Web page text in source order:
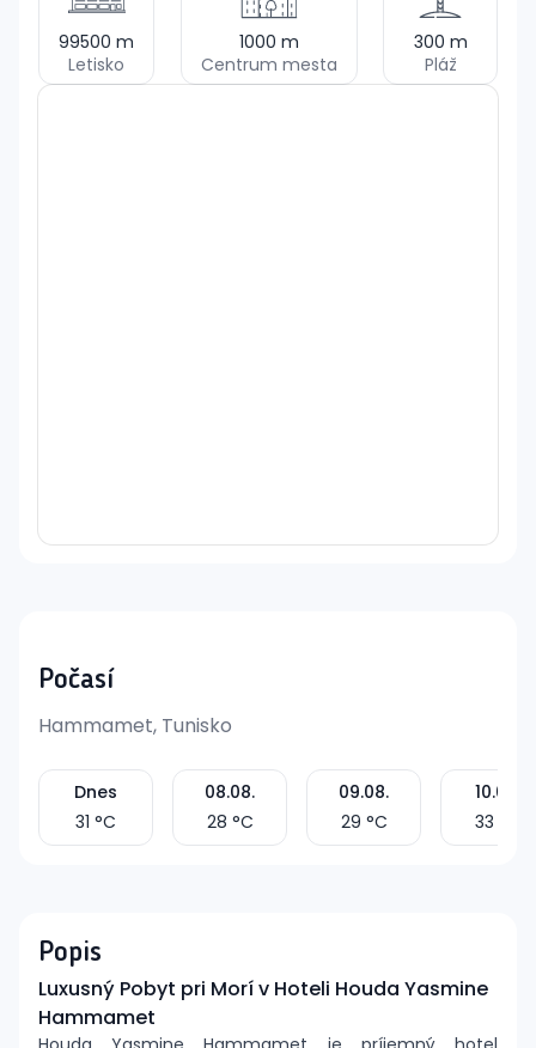
99500 m
Letisko
1000 m
Centrum mesta
300 m
Pláž
Počasí
Hammamet, Tunisko
Dnes
31 °C
08.08.
28 °C
09.08.
29 °C
10.08.
33
Popis
Luxusný Pobyt pri Morí v Hoteli Houda Yasmine
Hammamet